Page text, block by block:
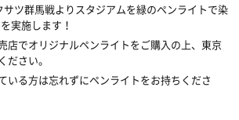
サツ群馬戦よりスタジアムを緑のペンライトで染
実施します！
店でオリジナルペンライトをご購入の上、東京
ださい。
いる方は忘れずにペンライトをお持ちくださ